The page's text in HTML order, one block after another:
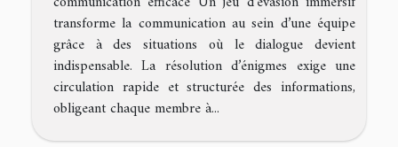
transforme la communication au sein d’une équipe
grâce à des situations où le dialogue devient
indispensable. La résolution d’énigmes exige une
circulation rapide et structurée des informations,
obligeant chaque membre à...